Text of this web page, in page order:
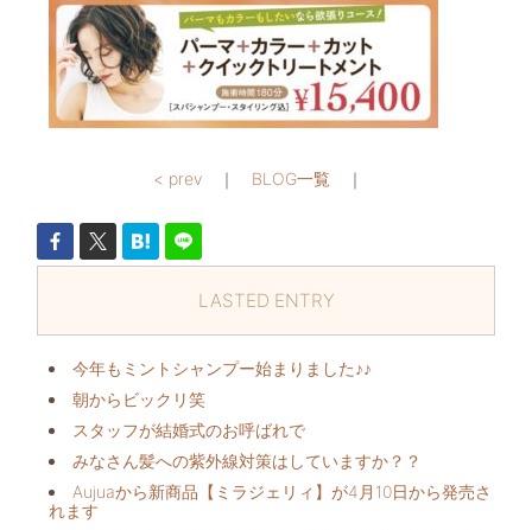
< prev｜ BLOG一覧｜
LASTED ENTRY
今年もミントシャンプー始まりました♪♪
朝からビックリ️笑
スタッフが結婚式のお呼ばれで
みなさん髪への紫外線対策はしていますか？？
Aujuaから新商品【ミラジェリィ】が4月10日から発売さ
れます